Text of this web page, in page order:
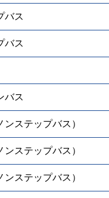
バス
バス
バス
ステップバス）
ステップバス）
ンステップバス）